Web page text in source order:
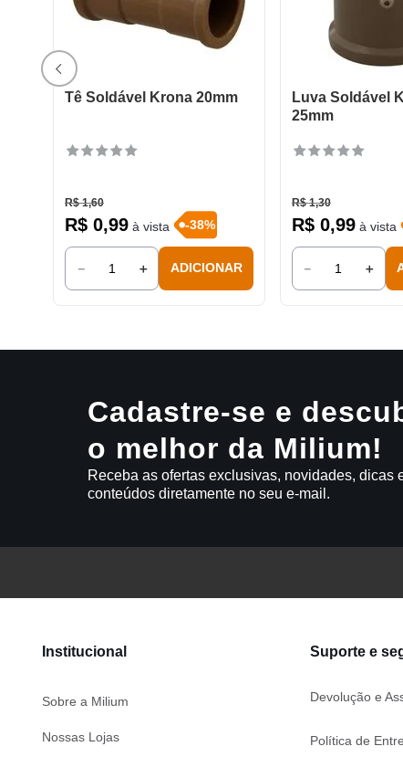
Tê Soldável Krona 20mm
R$ 1,60
R$ 0,99à vista -38%
＋
－ ADICIONAR
Luva Soldável
25mm
R$ 1,30
R$ 0,99à vista
＋
－
Cadastre-se e
o melhor da Milium!
Receba as ofertas exclusivas, novidades, dicas
conteúdos diretamente no seu e-mail.
Institucional
Sobre a Milium
Nossas Lojas
Suporte e
Devolução e
Política de